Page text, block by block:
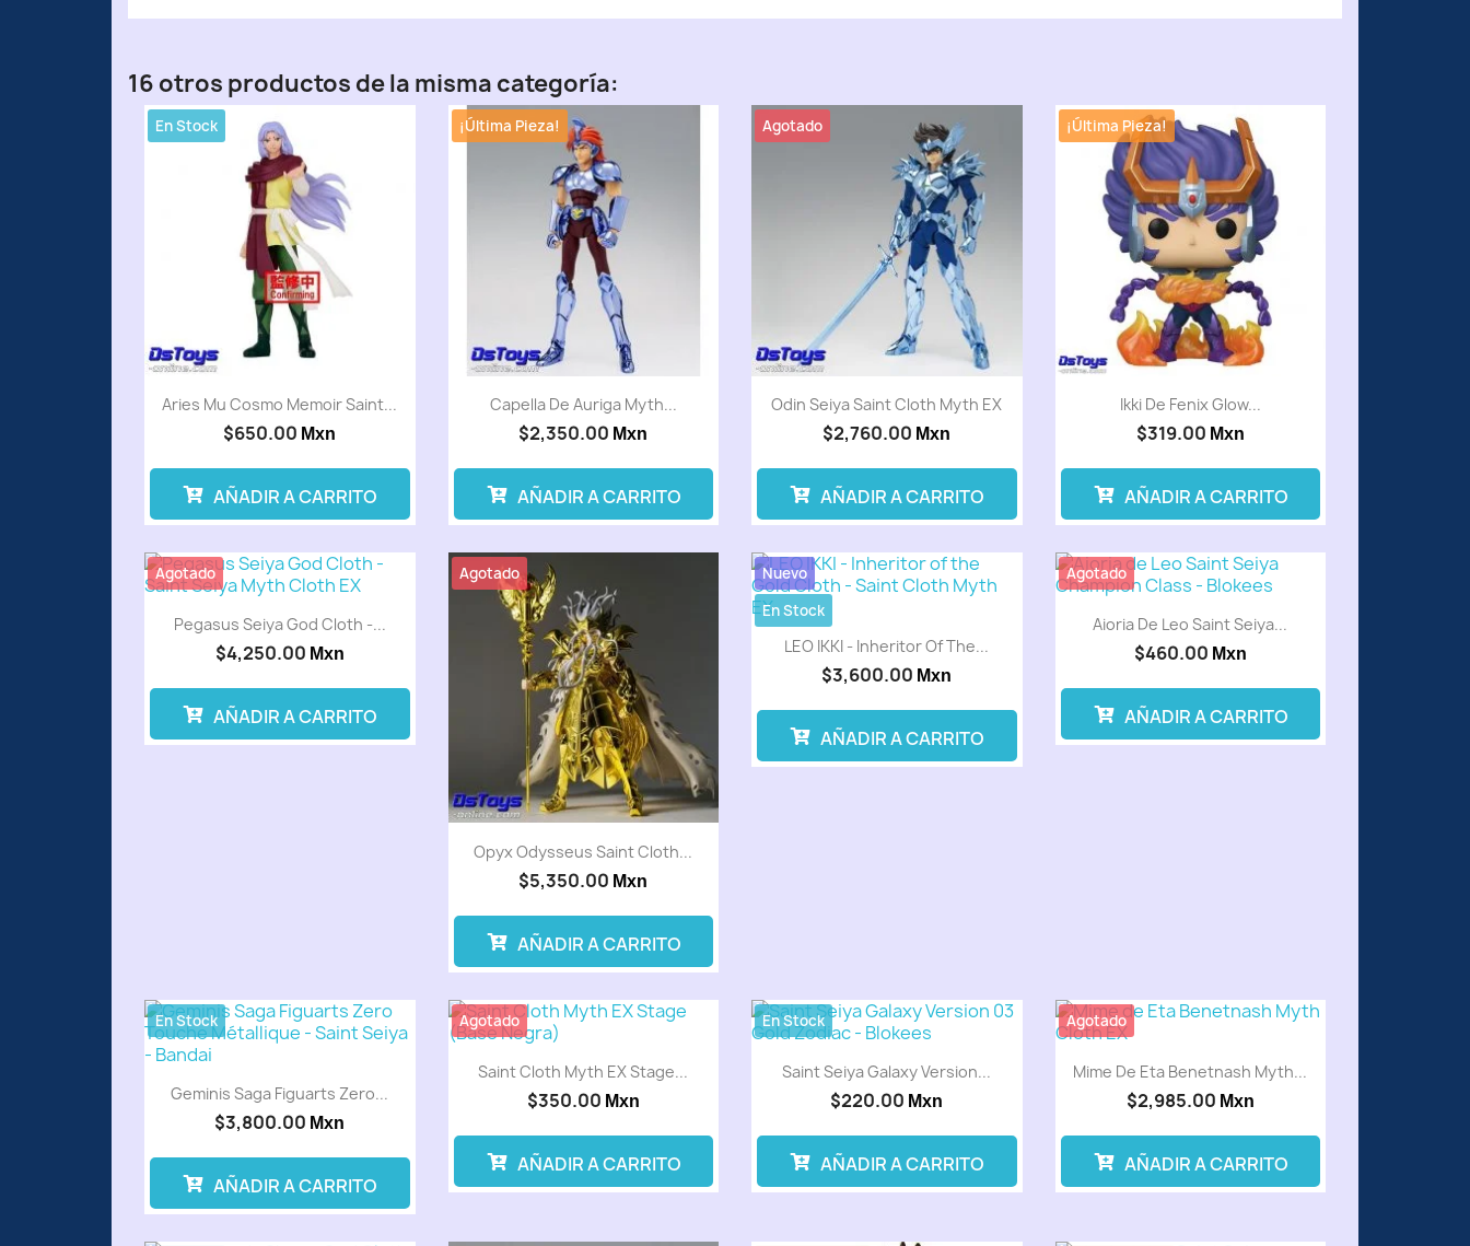
16 otros productos de la misma categoría:
Aries Mu Cosmo Memoir Saint...
$650.00 Mxn
En Stock
AÑADIR A CARRITO
Capella De Auriga Myth...
$2,350.00 Mxn
¡Última Pieza!
AÑADIR A CARRITO
Odin Seiya Saint Cloth Myth EX
$2,760.00 Mxn
Agotado
AÑADIR A CARRITO
Ikki De Fenix Glow...
$319.00 Mxn
¡Última Pieza!
AÑADIR A CARRITO
Pegasus Seiya God Cloth -...
$4,250.00 Mxn
Agotado
AÑADIR A CARRITO
Opyx Odysseus Saint Cloth...
$5,350.00 Mxn
Agotado
AÑADIR A CARRITO
LEO IKKI - Inheritor Of The...
$3,600.00 Mxn
Nuevo
En Stock
AÑADIR A CARRITO
Aioria De Leo Saint Seiya...
$460.00 Mxn
Agotado
AÑADIR A CARRITO
Geminis Saga Figuarts Zero...
$3,800.00 Mxn
En Stock
AÑADIR A CARRITO
Saint Cloth Myth EX Stage...
$350.00 Mxn
Agotado
AÑADIR A CARRITO
Saint Seiya Galaxy Version...
$220.00 Mxn
En Stock
AÑADIR A CARRITO
Mime De Eta Benetnash Myth...
$2,985.00 Mxn
Agotado
AÑADIR A CARRITO